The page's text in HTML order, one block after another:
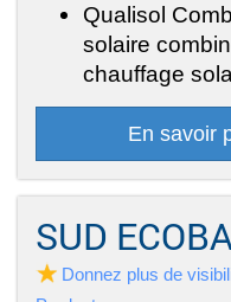
Qualisol
solaire
chauffage
En savoir
SUD
Donnez plus de